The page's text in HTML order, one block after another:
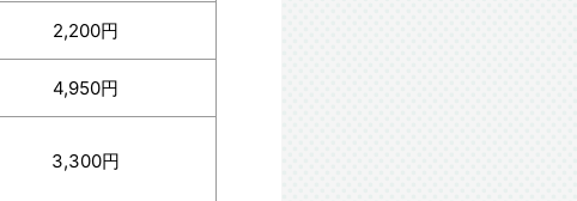
2,200円
4,950円
3,300円